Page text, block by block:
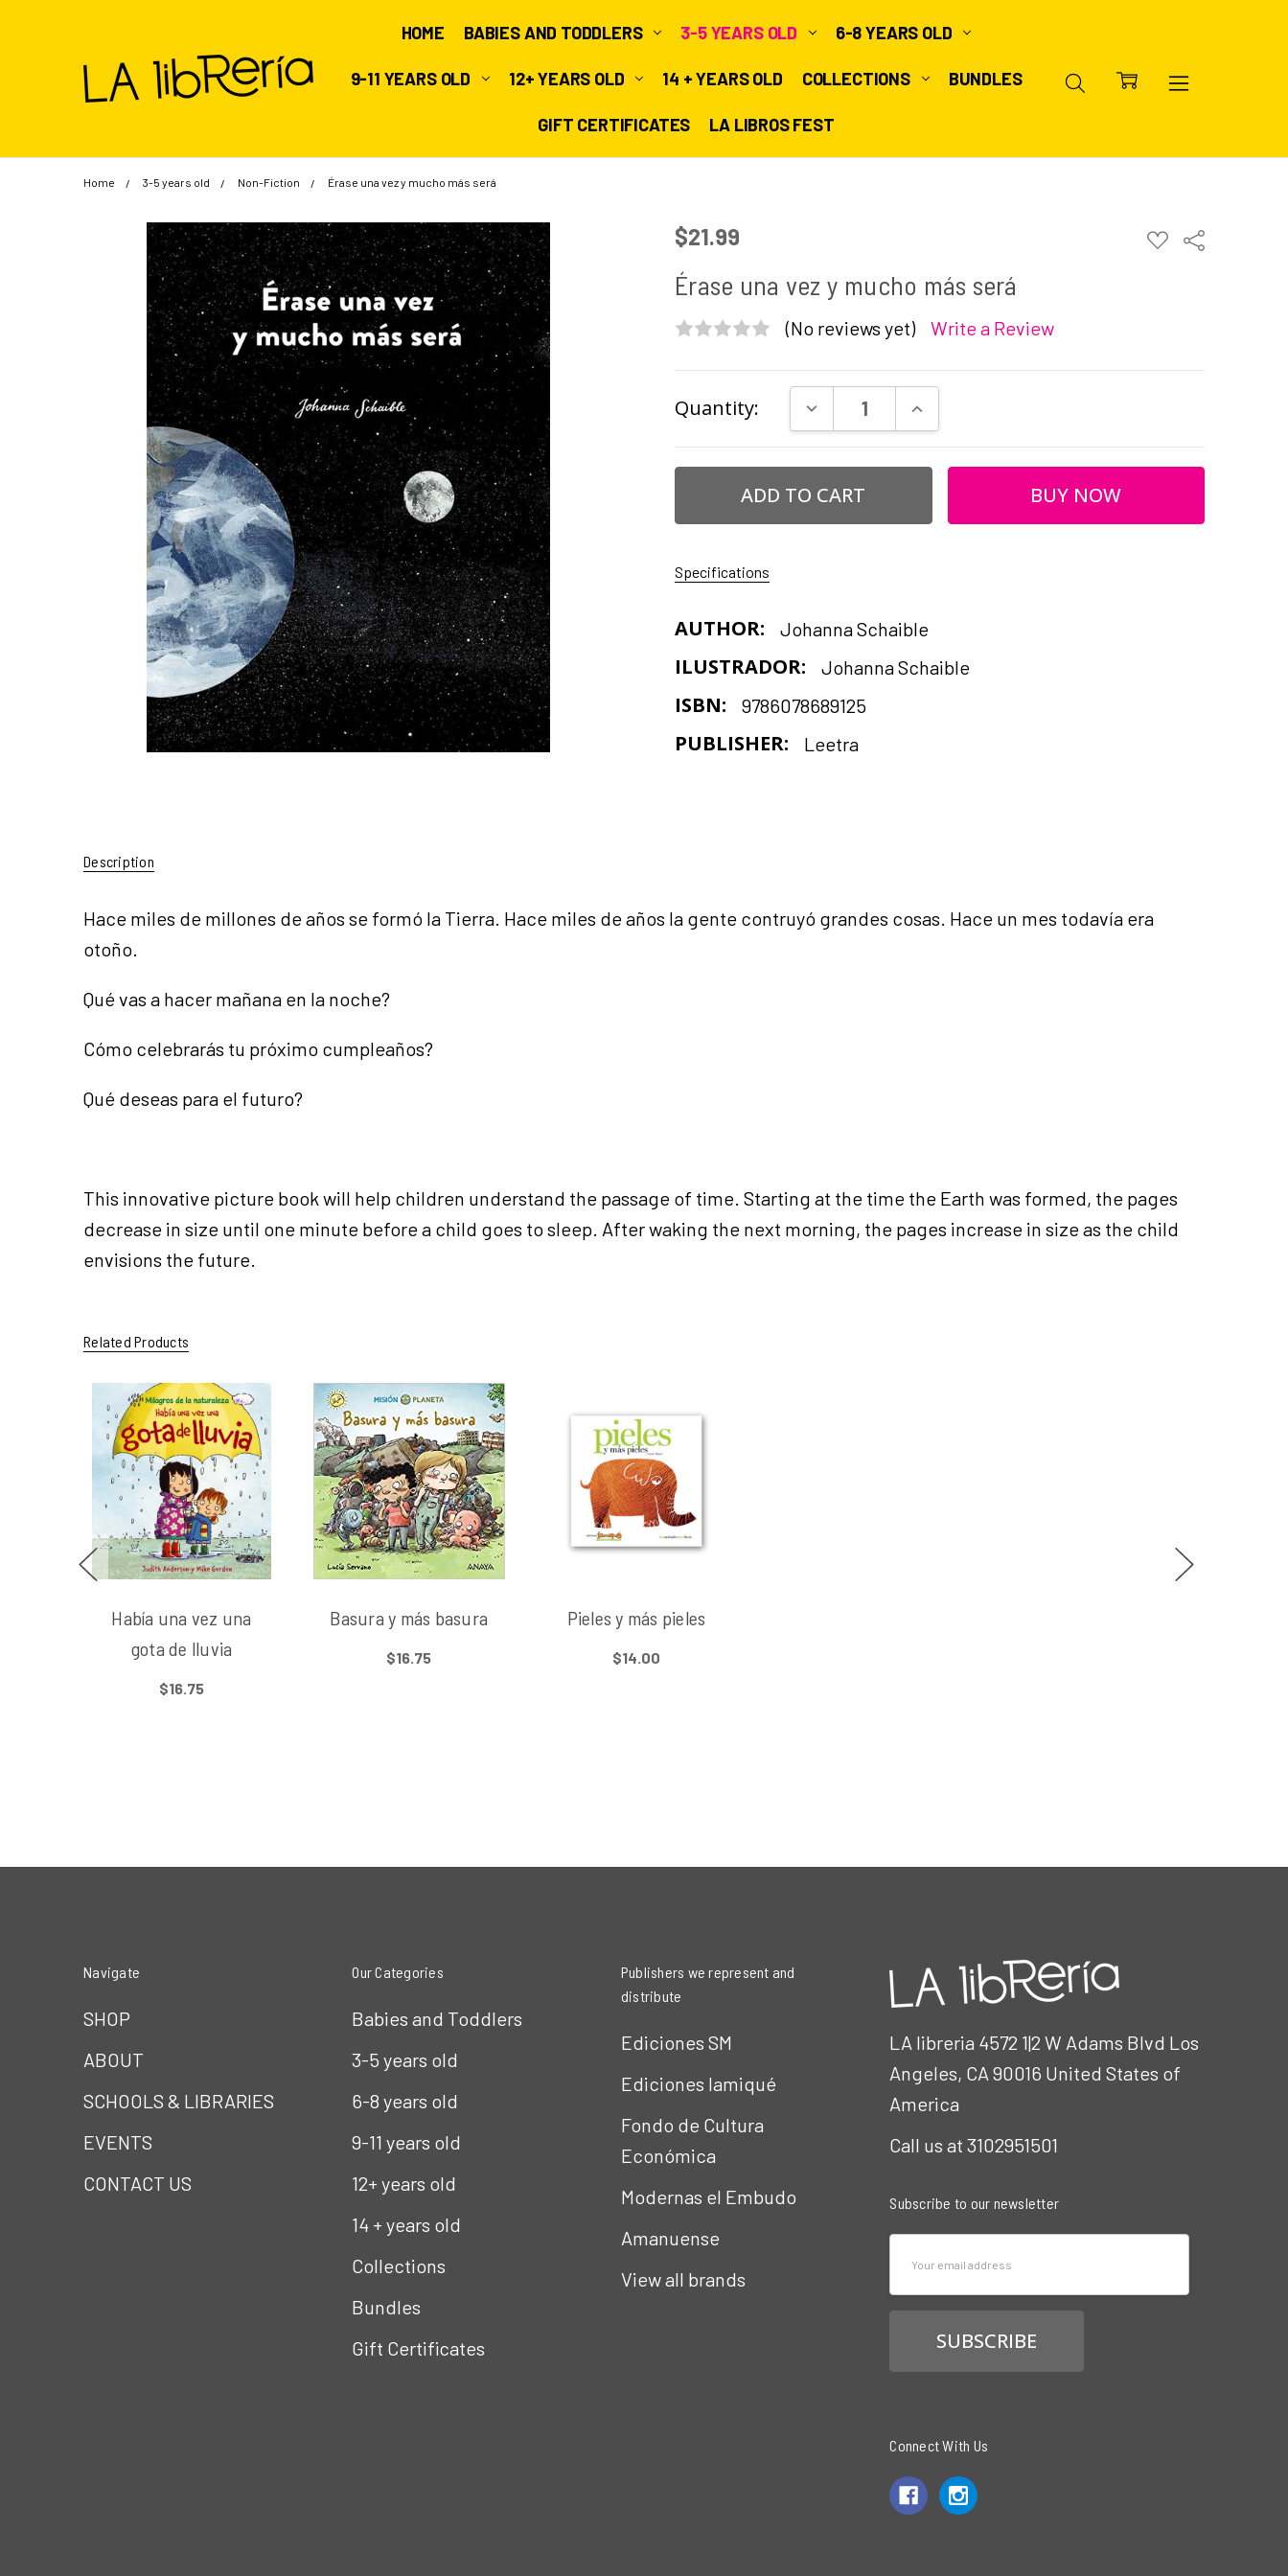
HOME BABIES AND TODDLERS 3-5 YEARS OLD 6-8 YEARS OLD
9-11 YEARS OLD 12+ YEARS OLD 14 + YEARS OLD COLLECTIONS BUNDLES
GIFT CERTIFICATES LA LIBROS FEST
Home 3-5 years old Non-Fiction Érase una vez y mucho más será
$21.99 ADD
TO
Share
Érase una vez y mucho más será
(No reviews yet) Write a Review
Stock:
Quantity: DECREASE QUANTITY:INCREASE QUANTITY:
Specifications
AUTHOR: Johanna Schaible
ILUSTRADOR: Johanna Schaible
ISBN: 9786078689125
PUBLISHER: Leetra
Description
Hace miles de millones de años se formó la Tierra. Hace miles de años la gente contruyó grandes cosas. Hace un mes todavía era
otoño.
Qué vas a hacer mañana en la noche?
Cómo celebrarás tu próximo cumpleaños?
Qué deseas para el futuro?
This innovative picture book will help children understand the passage of time. Starting at the time the Earth was formed, the pages
decrease in size until one minute before a child goes to sleep. After waking the next morning, the pages increase in size as the child
envisions the future.
Related Products
Había una vez una
gota de lluvia
$16.75
Basura y más basura
$16.75
Pieles y más pieles
$14.00
Navigate
SHOP
ABOUT
SCHOOLS & LIBRARIES
EVENTS
CONTACT US
Our Categories
Babies and Toddlers
3-5 years old
6-8 years old
9-11 years old
12+ years old
14 + years old
Collections
Bundles
Gift Certificates
Publishers we represent and
distribute
Ediciones SM
Ediciones Iamiqué
Fondo de Cultura
Económica
Modernas el Embudo
Amanuense
View all brands
LA libreria 4572 1|2 W Adams Blvd Los
Angeles, CA 90016 United States of
America
Call us at 3102951501
Subscribe to our newsletter
Connect With Us